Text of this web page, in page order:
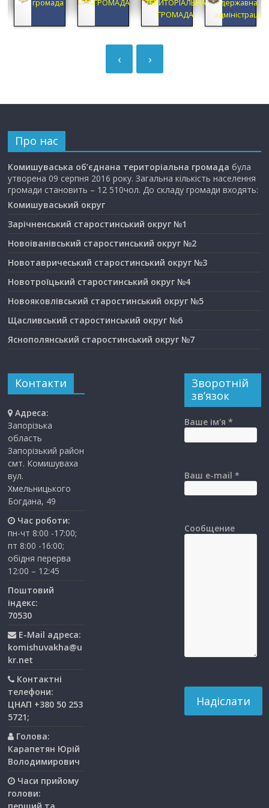
громада
ГРОМАДА
ТЕРИТОРІАЛЬНА
ГРОМАДА
державна
адміністрація
›
‹
Про нас
Комишуваська об’єднана територіальна громада була
утворена 09 серпня 2016 року. Загальна кількість населення
громади становить – 12 510чол. До складу громади входять:
Комишуваський округ
Зарічненський старостинський округ №1
Новоіванівський старостинський округ №2
Новотавричеський старостинський округ №3
Новотроїцький старостинський округ №4
Новояковлівський старостинський округ №5
Щасливський старостинський округ №6
Яснополянський старостинський округ №7
Контакти
Адреса:
Запорізька
область
Запорізький район
смт. Комишуваха
вул.
Хмельницького
Богдана, 49
Час роботи:
пн-чт 8:00 -17:00;
пт 8:00 -16:00;
обідня перерва
12:00 – 12:45
Поштовий
індекс:
70530
E-Mail адреса:
komishuvakha@u
kr.net
Контактні
телефони:
ЦНАП +380 50 253
5721;
Голова:
Карапетян Юрій
Володимирович
Часи прийому
голови:
Зворотній
зв’язок
Ваше ім'я *
Ваш e-mail *
Сообщение